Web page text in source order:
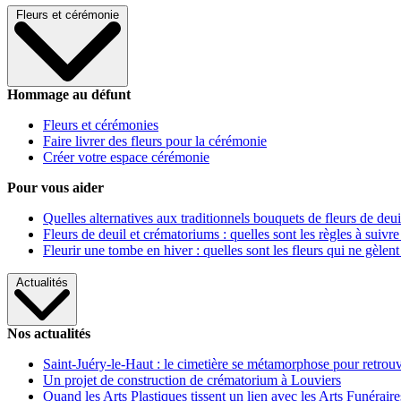
Fleurs et cérémonie
Hommage au défunt
Fleurs et cérémonies
Faire livrer des fleurs pour la cérémonie
Créer votre espace cérémonie
Pour vous aider
Quelles alternatives aux traditionnels bouquets de fleurs de
Fleurs de deuil et crématoriums : quelles sont les règles à
Fleurir une tombe en hiver : quelles sont les fleurs qui ne gèlent
Actualités
Nos actualités
Saint-Juéry-le-Haut : le cimetière se métamorphose pour
Un projet de construction de crématorium à Louviers
Quand les Arts Plastiques tissent un lien avec les Arts